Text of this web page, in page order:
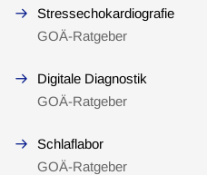
Stressechokardiografie
GOÄ-Ratgeber
Digitale Diagnostik
GOÄ-Ratgeber
Schlaflabor
GOÄ-Ratgeber